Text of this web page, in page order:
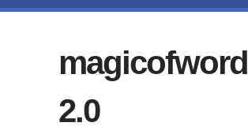
magicofword
2.0